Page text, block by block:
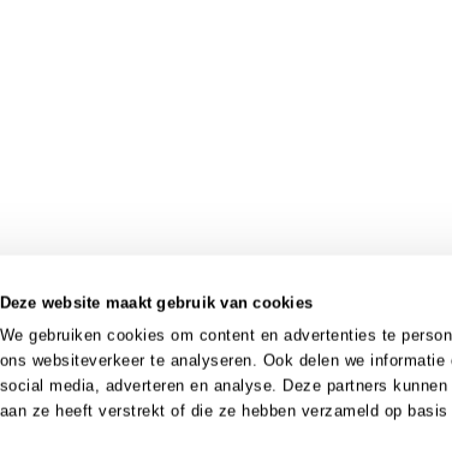
Deze website maakt gebruik van cookies
We gebruiken cookies om content en advertenties te
ons websiteverkeer te analyseren. Ook delen we
social media, adverteren en analyse. Deze partners
aan ze heeft verstrekt of die ze hebben verzameld op